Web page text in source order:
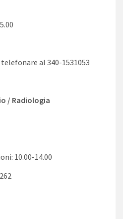
al 340-1531053
/ Radiologia
10.00-14.00